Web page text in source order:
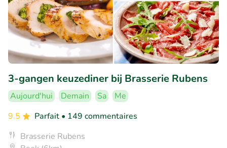
3-gangen keuzediner bij Brasserie Rubens
Aujourd'hui Demain Sa
Me
9.5
Parfait • 149 commentaires
Brasserie Rubens